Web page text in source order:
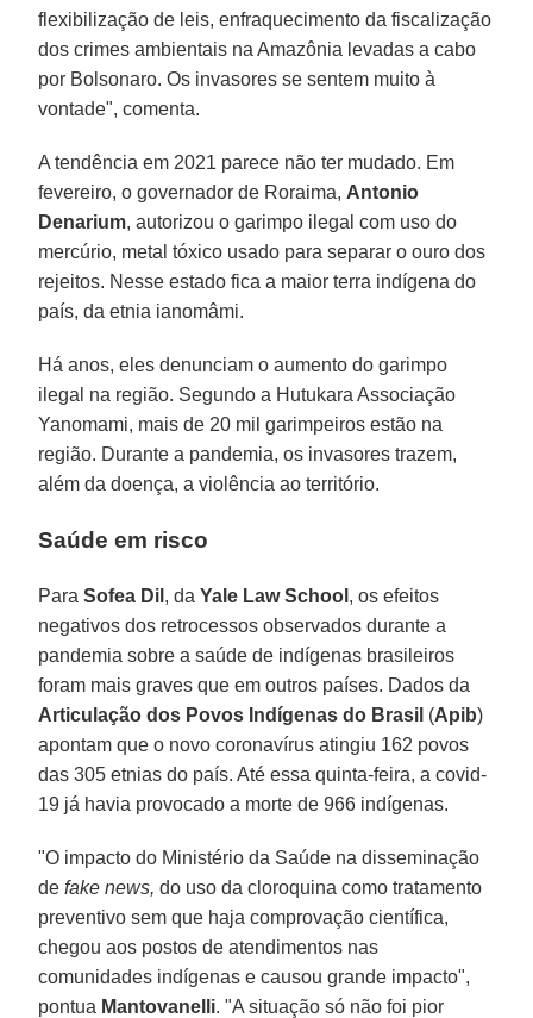
flexibilização de leis, enfraquecimento da fiscalização
dos crimes ambientais na Amazônia levadas a cabo
por Bolsonaro. Os invasores se sentem muito à
vontade", comenta.
A tendência em 2021 parece não ter mudado. Em
fevereiro, o governador de Roraima, Antonio
Denarium, autorizou o garimpo ilegal com uso do
mercúrio, metal tóxico usado para separar o ouro dos
rejeitos. Nesse estado fica a maior terra indígena do
país, da etnia ianomâmi.
Há anos, eles denunciam o aumento do garimpo
ilegal na região. Segundo a Hutukara Associação
Yanomami, mais de 20 mil garimpeiros estão na
região. Durante a pandemia, os invasores trazem,
além da doença, a violência ao território.
Saúde em risco
ParaSofea Dil , da Yale Law School , os efeitos
negativos dos retrocessos observados durante a
pandemia sobre a saúde de indígenas brasileiros
foram mais graves que em outros países. Dados da
Articulação dos Povos Indígenas do Brasil (Apib)
apontam que o novo coronavírus atingiu 162 povos
das 305 etnias do país. Até essa quinta-feira, a covid-
19 já havia provocado a morte de 966 indígenas.
"O impacto do Ministério da Saúde na disseminação
defake news, do uso da cloroquina como tratamento
preventivo sem que haja comprovação científica,
chegou aos postos de atendimentos nas
comunidades indígenas e causou grande impacto",
pontua Mantovanelli. "A situação só não foi pior